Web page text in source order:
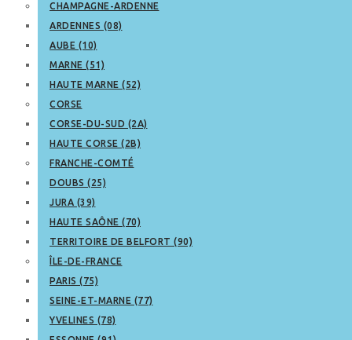
CHAMPAGNE-ARDENNE
ARDENNES (08)
AUBE (10)
MARNE (51)
HAUTE MARNE (52)
CORSE
CORSE-DU-SUD (2A)
HAUTE CORSE (2B)
FRANCHE-COMTÉ
DOUBS (25)
JURA (39)
HAUTE SAÔNE (70)
TERRITOIRE DE BELFORT (90)
ÎLE-DE-FRANCE
PARIS (75)
SEINE-ET-MARNE (77)
YVELINES (78)